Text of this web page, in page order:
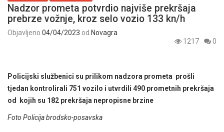
Nadzor prometa potvrdio najviše prekršaja
prebrze vožnje, kroz selo vozio 133 kn/h
Objavljeno 04/04/2023 od Novagra
1217
0
Policijski službenici su prilikom nadzora prometa prošli
tjedan kontrolirali 751 vozilo i utvrdili 490 prometnih prekršaja
od kojih su 182 prekršaja nepropisne brzine
Foto Policija brodsko-posavska